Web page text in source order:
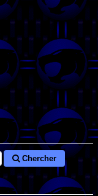
Chercher